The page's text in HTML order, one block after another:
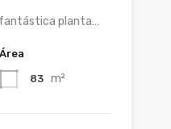
planta…
Área
83 m²